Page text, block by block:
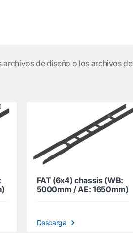
de diseño o los archivos de
FAT (6x4) chassis (WB:
5000mm / AE: 1650mm)
Descarga